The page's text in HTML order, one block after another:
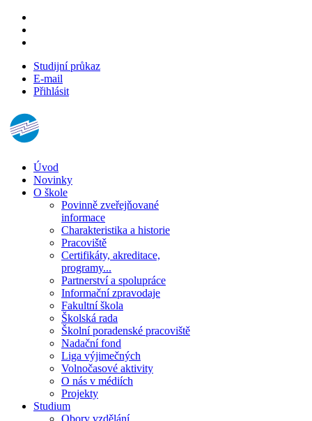
Studijní průkaz
E-mail
Přihlásit
Úvod
Novinky
O škole
Povinně zveřejňované
informace
Charakteristika a historie
Pracoviště
Certifikáty, akreditace,
programy...
Partnerství a spolupráce
Informační zpravodaje
Fakultní škola
Školská rada
Školní poradenské pracoviště
Nadační fond
Liga výjimečných
Volnočasové aktivity
O nás v médiích
Projekty
Studium
Obory vzdělání